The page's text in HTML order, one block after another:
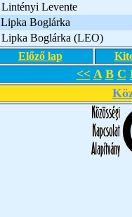
Lintényi Levente
Lipka Boglárka
Lipka Boglárka (LEO)
Előző lap
<< A B C